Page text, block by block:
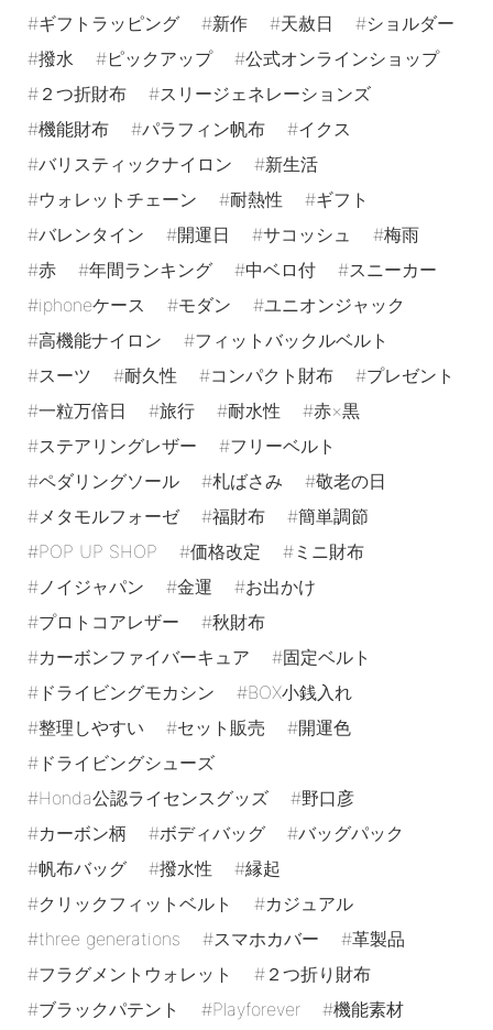
ギフトラッピング
新作 天赦日
ショルダー
撥水
ピックアップ
公式オンラインショップ
２つ折財布
スリージェネレーションズ
機能財布
パラフィン帆布
イクス
バリスティックナイロン
新生活
ウォレットチェーン
耐熱性
ギフト
バレンタイン
開運日 サコッシュ
梅雨
赤
年間ランキング 中ベロ付
スニーカー
iphoneケース
モダン
ユニオンジャック
高機能ナイロン
フィットバックルベルト
スーツ
耐久性 コンパクト財布
プレゼント
一粒万倍日
旅行 耐水性
赤×黒
ステアリングレザー
フリーベルト
ペダリングソール
札ばさみ
敬老の日
メタモルフォーゼ
福財布
簡単調節
POP UP SHOP
価格改定
ミニ財布
ノイジャパン
金運
お出かけ
プロトコアレザー
秋財布
カーボンファイバーキュア
固定ベルト
ドライビングモカシン
BOX小銭入れ
整理しやすい
セット販売
開運色
ドライビングシューズ
Honda公認ライセンスグッズ
野口彦
カーボン柄
ボディバッグ
バッグパック
帆布バッグ
撥水性
縁起
クリックフィットベルト
カジュアル
three generations
スマホカバー
革製品
フラグメントウォレット
２つ折り財布
ブラックパテント
Playforever 機能素材